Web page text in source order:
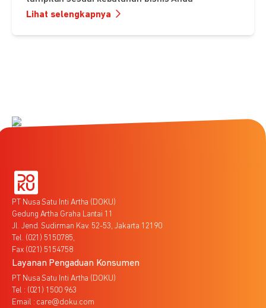
Lihat selengkapnya
PT Nusa Satu Inti Artha (DOKU)
Gedung Artha Graha Lantai 11
Jl. Jend. Sudirman Kav. 52-53, Jakarta 12190
Tel. (021) 5150785,
Fax (021) 5154758
Layanan Pengaduan Konsumen
PT Nusa Satu Inti Artha (DOKU)
Tel : (021) 1500 963
Email : care@doku.com